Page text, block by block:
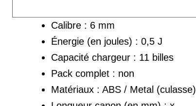
Calibre : 6 mm
Énergie (en joules) : 0,5 J
Capacité chargeur : 11 billes
Pack complet : non
Matériaux : ABS / Metal (culasse)